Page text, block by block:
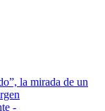
la mirada de un
-